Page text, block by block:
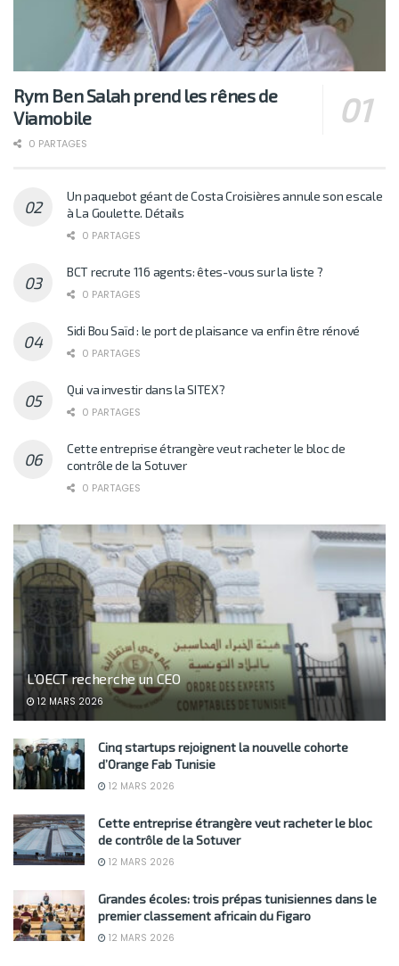
Rym Ben Salah prend les rênes de
Viamobile
0 PARTAGES
Un paquebot géant de Costa Croisières annule son escale
à La Goulette. Détails
0 PARTAGES
BCT recrute 116 agents: êtes-vous sur la liste ?
0 PARTAGES
Sidi Bou Saïd : le port de plaisance va enfin être rénové
0 PARTAGES
Qui va investir dans la SITEX?
0 PARTAGES
Cette entreprise étrangère veut racheter le bloc de
contrôle de la Sotuver
0 PARTAGES
L’OECT recherche un CEO
12 MARS 2026
Cinq startups rejoignent la nouvelle cohorte
d’Orange Fab Tunisie
12 MARS 2026
Cette entreprise étrangère veut racheter le bloc
de contrôle de la Sotuver
12 MARS 2026
Grandes écoles: trois prépas tunisiennes dans le
premier classement africain du Figaro
12 MARS 2026